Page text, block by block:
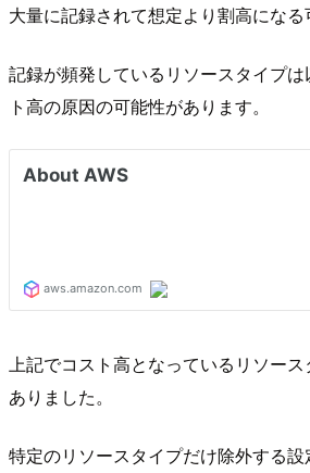
大量に記録されて想定より割高になる
記録が頻発しているリソースタイプ
ト高の原因の可能性があります。
上記でコスト高となっているリソー
ありました。
特定のリソースタイプだけ除外する